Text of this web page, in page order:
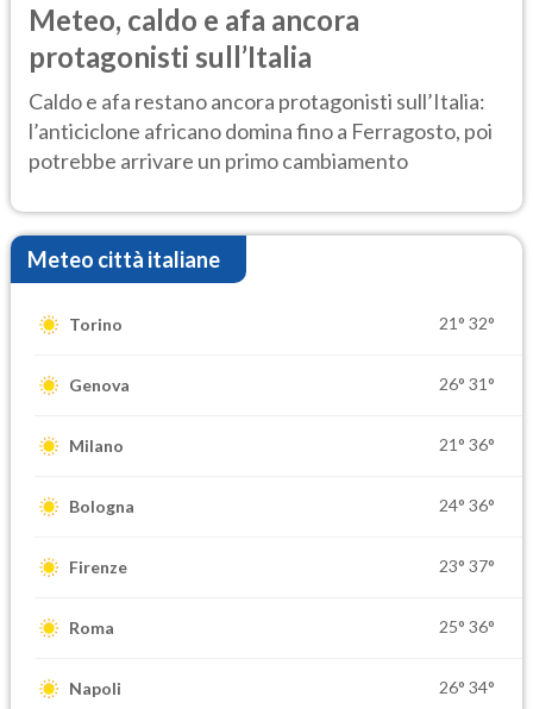
Meteo, caldo e afa ancora
protagonisti sull’Italia
Caldo e afa restano ancora protagonisti sull’Italia:
l’anticiclone africano domina fino a Ferragosto, poi
potrebbe arrivare un primo cambiamento
Meteo città italiane
Torino 21° 32°
Genova 26° 31°
Milano 21° 36°
Bologna 24° 36°
Firenze 23° 37°
Roma 25° 36°
Napoli 26° 34°